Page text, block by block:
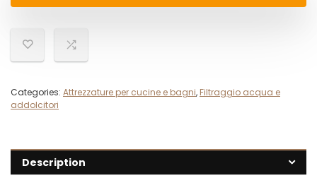
Categories: Attrezzature per cucine e bagni, Filtraggio acqua e
addolcitori
Description